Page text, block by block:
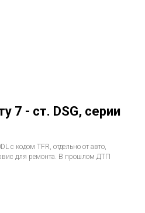
7 - ст. DSG, серии
с кодом TFR, отдельно от авто,
для ремонта. В прошлом ДТП